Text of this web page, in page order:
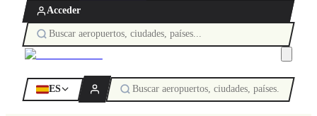
Acceder
ES